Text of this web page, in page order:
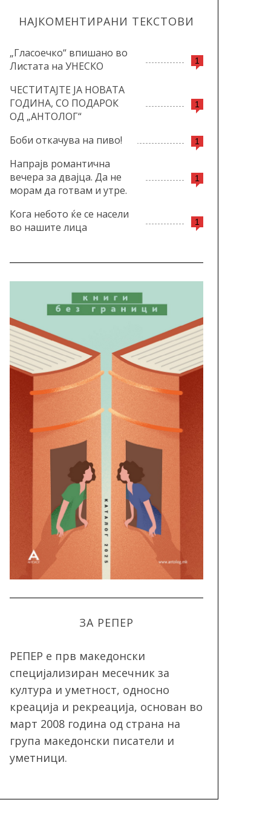
НАЈКОМЕНТИРАНИ ТЕКСТОВИ
1
„Гласоечко“ впишано во
Листата на УНЕСКО
1
ЧЕСТИТАЈТЕ ЈА НОВАТА
ГОДИНА, СО ПОДАРОК
ОД „АНТОЛОГ“
1
Боби откачува на пиво!
1
Напрајв романтична
вечера за двајца. Да не
морам да готвам и утре.
1
Кога небото ќе се насели
во нашите лица
ЗА РЕПЕР
РЕПЕР e прв македонски
специјализиран месечник за
култура и уметност, односно
креација и рекреација, oснован во
март 2008 година од страна на
група македонски писатели и
уметници.